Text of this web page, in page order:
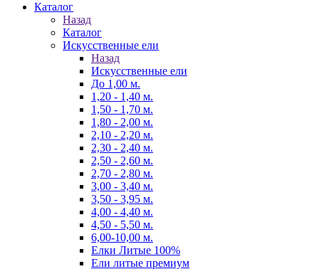
Каталог
Назад
Каталог
Искусственные ели
Назад
Искусственные ели
До 1,00 м.
1,20 - 1,40 м.
1,50 - 1,70 м.
1,80 - 2,00 м.
2,10 - 2,20 м.
2,30 - 2,40 м.
2,50 - 2,60 м.
2,70 - 2,80 м.
3,00 - 3,40 м.
3,50 - 3,95 м.
4,00 - 4,40 м.
4,50 - 5,50 м.
6,00-10,00 м.
Елки Литые 100%
Ели литые премиум